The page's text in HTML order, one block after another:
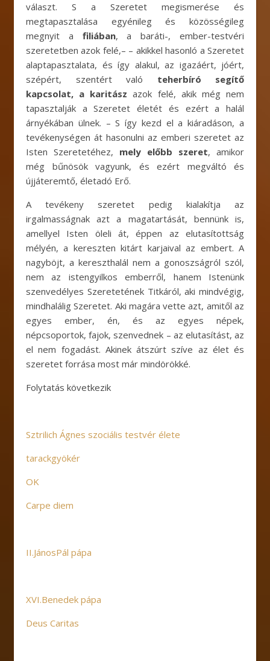
választ. S a Szeretet megismerése és
megtapasztalása egyénileg és közösségileg
megnyit a filiában, a baráti-, ember-testvéri
szeretetben azok felé,– – akikkel hasonló a Szeretet
alaptapasztalata, és így alakul, az igazáért, jóért,
szépért, szentért való teherbíró segítő
kapcsolat, a karitász azok felé, akik még nem
tapasztalják a Szeretet életét és ezért a halál
árnyékában ülnek. – S így kezd el a kiáradáson, a
tevékenységen át hasonulni az emberi szeretet az
Isten Szeretetéhez, mely előbb szeret, amikor
még bűnösök vagyunk, és ezért megváltó és
újjáteremtő, életadó Erő.
A tevékeny szeretet pedig kialakítja az
irgalmasságnak azt a magatartását, bennünk is,
amellyel Isten öleli át, éppen az elutasítottság
mélyén, a kereszten kitárt karjaival az embert. A
nagyböjt, a kereszthalál nem a gonoszságról szól,
nem az istengyilkos emberről, hanem Istenünk
szenvedélyes Szeretetének Titkáról, aki mindvégig,
mindhalálig Szeretet. Aki magára vette azt, amitől az
egyes ember, én, és az egyes népek,
népcsoportok, fajok, szenvednek – az elutasítást, az
el nem fogadást. Akinek átszúrt szíve az élet és
szeretet forrása most már mindörökké.
Folytatás következik
Sztrilich Ágnes szociális testvér élete
tarackgyökér
OK
Carpe diem
II.JánosPál pápa
XVI.Benedek pápa
Deus Caritas